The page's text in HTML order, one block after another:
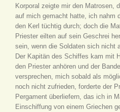
Korporal zeigte mir den Matrosen,
auf mich gemacht hatte, ich nahm
den Kerl tüchtig durch; doch die
Priester eilten auf sein Geschrei
sein, wenn die Soldaten sich nicht
Der Kapitän des Schiffes kam mit
den Priester anhören und der
versprechen, mich sobald als
noch nicht zufrieden, forderte der
Pergament überliefern, das ich in
Einschiffung von einem Griechen